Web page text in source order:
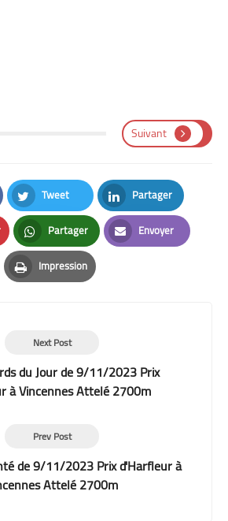
Suivant
Tweet
Twitter
Partager
LinkedIn
Partager
Whatsapp
Envoyer
Email
Impression
Print
Next Post
du Jour de 9/11/2023 Prix
à Vincennes Attelé 2700m
Prev Post
de 9/11/2023 Prix d'Harfleur à
Attelé 2700m